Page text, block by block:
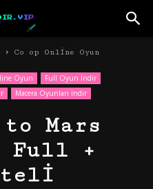
Co op Online Oyun
Oyun
Full Oyun İndir
Macera Oyunları İndir
to Mars
Full +